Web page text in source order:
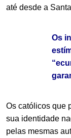
até desde a
Os
Os católicos que
sua identidade
pelas mesmas